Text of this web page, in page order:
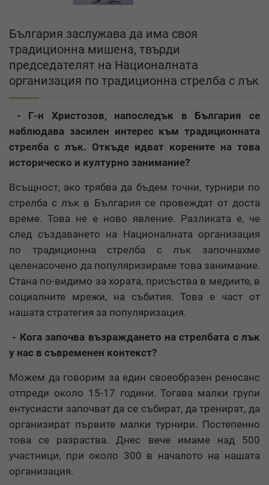
България заслужава да има своя
традиционна мишена, твърди
председателят на Националната
организация по традиционна стрелба с лък
- Г-н Христозов, напоследък в България се
наблюдава засилен интерес към традиционната
стрелба с лък. Откъде идват корените на това
историческо и културно занимание?
Всъщност, ако трябва да бъдем точни, турнири по
стрелба с лък в България се провеждат от доста
време. Това не е ново явление. Разликата е, че
след създаването на Националната организация
по традиционна стрелба с лък започнахме
целенасочено да популяризираме това занимание.
Стана по-видимо за хората, присъства в медиите, в
социалните мрежи, на събития. Това е част от
нашата стратегия за популяризация.
- Кога започва възраждането на стрелбата с лък
у нас в съвременен контекст?
Можем да говорим за един своеобразен ренесанс
отпреди около 15-17 години. Тогава малки групи
ентусиасти започват да се събират, да тренират, да
организират първите малки турнири. Постепенно
това се разраства. Днес вече имаме над 500
участници, при около 300 в началото на нашата
организация.